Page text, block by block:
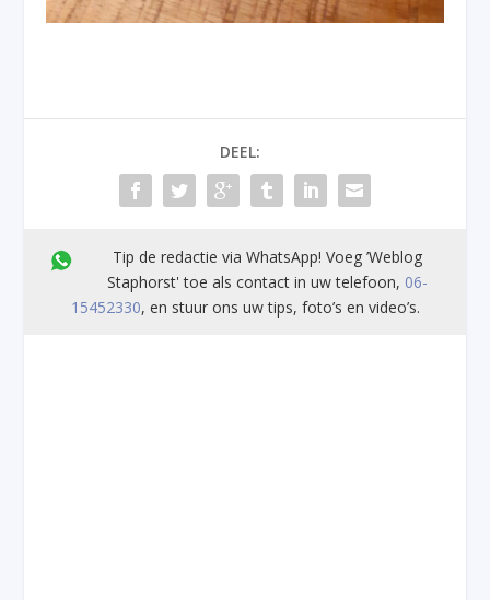
DEEL:
Tip de redactie via WhatsApp! Voeg ’Weblog
Staphorst' toe als contact in uw telefoon, 06-
15452330, en stuur ons uw tips, foto’s en video’s.